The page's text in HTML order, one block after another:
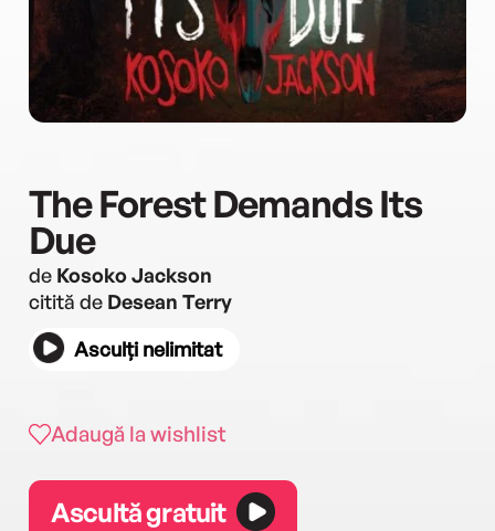
The Forest Demands Its
Due
de Kosoko Jackson
citită de Desean Terry
Asculți nelimitat
Adaugă la wishlist
Ascultă gratuit